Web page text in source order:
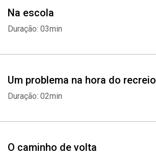
Na escola
Duração: 03min
Um problema na hora do recreio
Duração: 02min
O caminho de volta